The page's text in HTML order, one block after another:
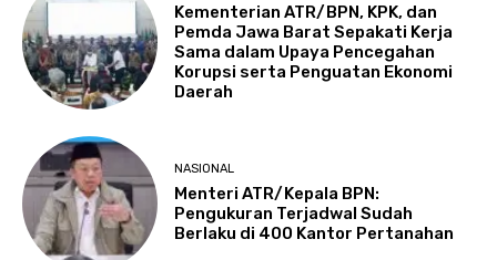
Kementerian ATR/BPN, KPK, dan
Pemda Jawa Barat Sepakati Kerja
Sama dalam Upaya Pencegahan
Korupsi serta Penguatan Ekonomi
Daerah
NASIONAL
Menteri ATR/Kepala BPN:
Pengukuran Terjadwal Sudah
Berlaku di 400 Kantor Pertanahan